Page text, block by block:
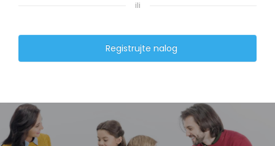
ili
Registrujte nalog